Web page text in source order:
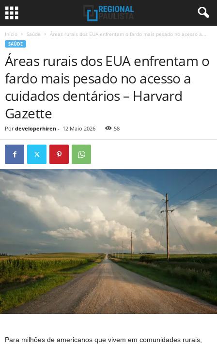
Início Saúde Áreas rurais dos EUA enfrentam o fardo mais pesado no acesso a...
SAÚDE
Áreas rurais dos EUA enfrentam o
fardo mais pesado no acesso a
cuidados dentários – Harvard
Gazette
Por developerhiren - 12 Maio 2026 58
Para milhões de americanos que vivem em comunidades rurais,